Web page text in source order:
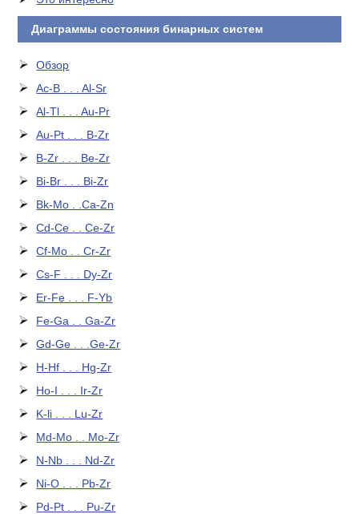
Диаграммы состояния бинарных систем
Обзор
Ac-B . . . Al-Sr
Al-Tl . . . Au-Pr
Au-Pt . . . B-Zr
B-Zr . . . Be-Zr
Bi-Br . . . Bi-Zr
Bk-Mo . .Ca-Zn
Cd-Ce . . Ce-Zr
Cf-Mo . . Cr-Zr
Cs-F . . . Dy-Zr
Er-Fe . . . F-Yb
Fe-Ga . . Ga-Zr
Gd-Ge . . .Ge-Zr
H-Hf . . . Hg-Zr
Ho-I . . . Ir-Zr
K-li . . . Lu-Zr
Md-Mo . . Mo-Zr
N-Nb . . . Nd-Zr
Ni-O . . . Pb-Zr
Pd-Pt . . . Pu-Zr